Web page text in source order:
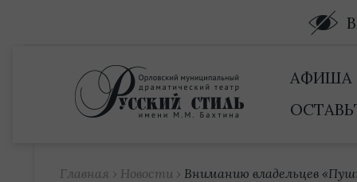
АФИША
Главная › Новости › Вниманию владельцев